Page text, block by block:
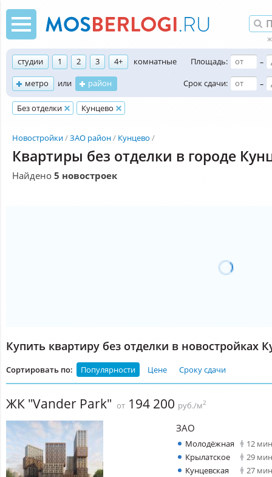
студии 1 2 3 4+
комнатные
метро
или район
Площадь:
–
Срок сдачи:
–
Без отделки Кунцево
Новостройки ЗАО район Кунцево
Квартиры без отделки в городе
Найдено 5 новостроек
Купить квартиру без отделки в новостройках
Сортировать по: Популярности Цене Сроку сдачи
ЖК "Vander Park" от 194 200 руб./м2
ЗАО
Молодёжная
12 мин
Крылатское
29 мин
Кунцевская
27 мин